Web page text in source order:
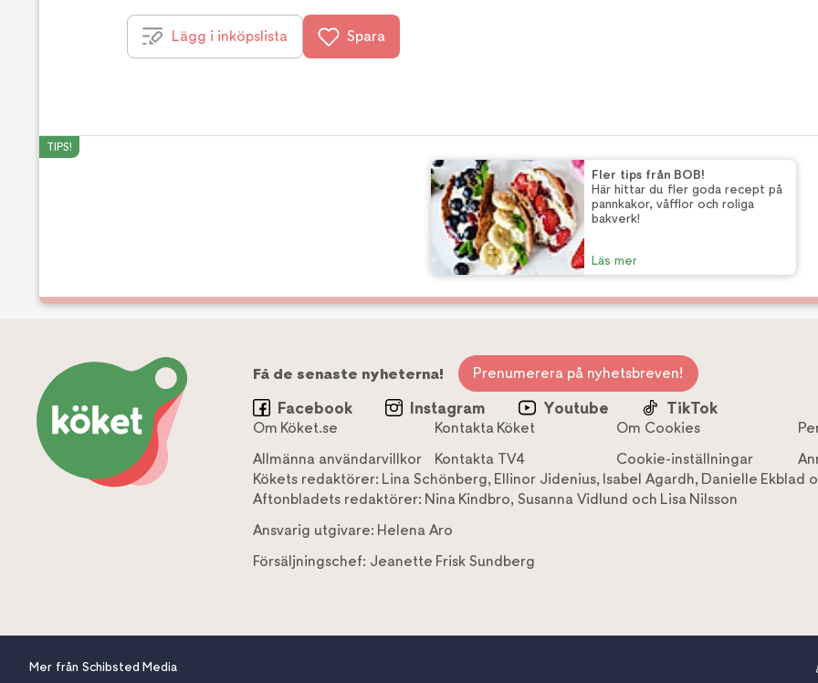
Lägg i inköpslista Spara
TIPS!
Fler tips från BOB!
Här hittar du fler goda recept på
pannkakor, våfflor och roliga
bakverk!
Läs mer
Få de senaste nyheterna! Prenumerera på nyhetsbreven!
Facebook Instagram Youtube TikTok
Om Köket.se Kontakta Köket Om Cookies
Allmänna användarvillkor
Kontakta TV4 Cookie-inställningar
Kökets redaktörer: Lina Schönberg, Ellinor Jidenius, Isabel Agardh, Danielle Ekblad
Aftonbladets redaktörer: Nina Kindbro, Susanna Vidlund och Lisa Nilsson
Ansvarig utgivare: Helena Aro
Försäljningschef: Jeanette Frisk Sundberg
Mer från Schibsted Media